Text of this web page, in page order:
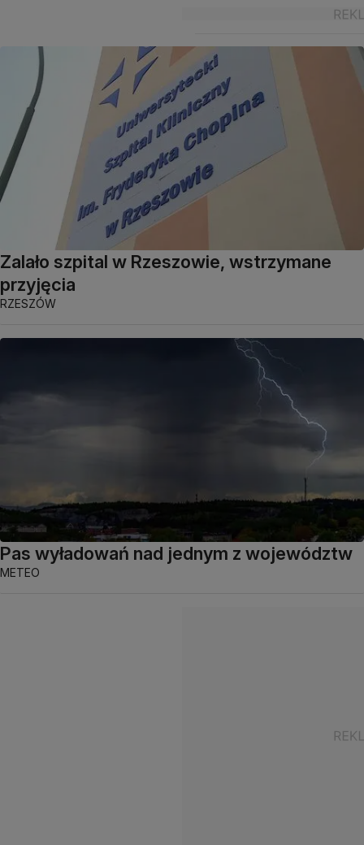
Zalało szpital w Rzeszowie, wstrzymane
przyjęcia
RZESZÓW
Pas wyładowań nad jednym z województw
METEO